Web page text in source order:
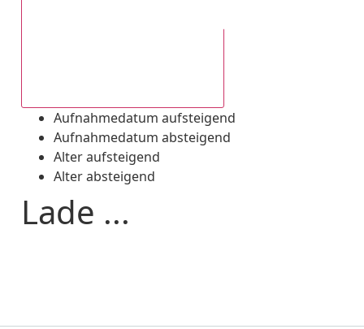
Aufnahmedatum aufsteigend
Aufnahmedatum absteigend
Alter aufsteigend
Alter absteigend
Lade ...